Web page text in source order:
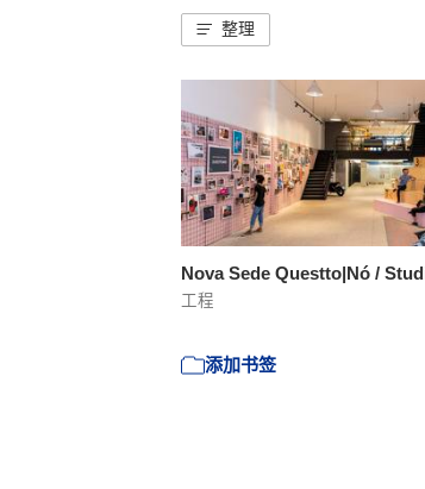
整理
Nova Sede Questto|Nó /
工程
添加书签